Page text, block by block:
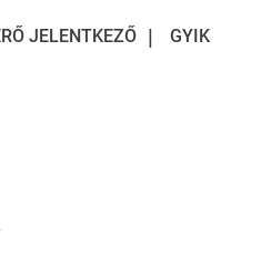
JELENTKEZŐ GYIK